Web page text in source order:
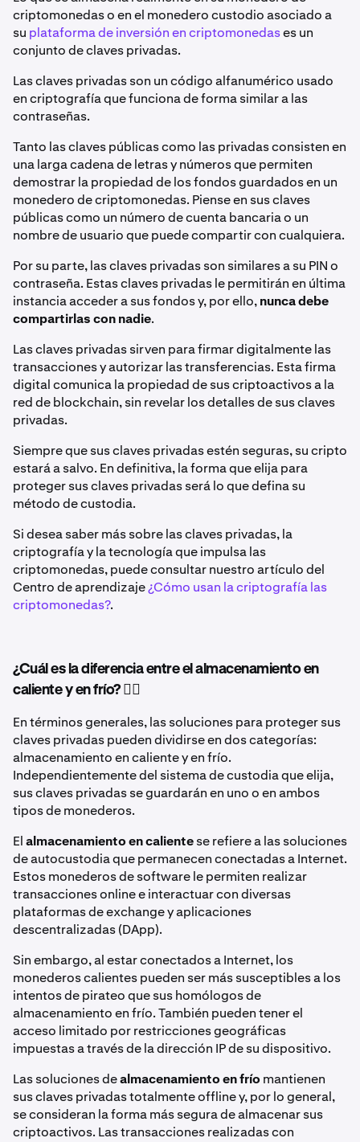
criptomonedas o en el monedero custodio asociado a
su plataforma de inversión en criptomonedases un
conjunto de claves privadas.
Las claves privadas son un código alfanumérico usado
en criptografía que funciona de forma similar a las
contraseñas.
Tanto las claves públicas como las privadas consisten en
una larga cadena de letras y números que permiten
demostrar la propiedad de los fondos guardados en un
monedero de criptomonedas. Piense en sus claves
públicas como un número de cuenta bancaria o un
nombre de usuario que puede compartir con cualquiera.
Por su parte, las claves privadas son similares a su PIN o
contraseña. Estas claves privadas le permitirán en última
instancia acceder a sus fondos y, por ello,nunca debe
compartirlas con nadie.
Las claves privadas sirven para firmar digitalmente las
transacciones y autorizar las transferencias. Esta firma
digital comunica la propiedad de sus criptoactivos a la
red de blockchain, sin revelar los detalles de sus claves
privadas.
Siempre que sus claves privadas estén seguras, su cripto
estará a salvo. En definitiva, la forma que elija para
proteger sus claves privadas será lo que defina su
método de custodia.
Si desea saber más sobre las claves privadas, la
criptografía y la tecnología que impulsa las
criptomonedas, puede consultar nuestro artículo del
Centro de aprendizaje¿Cómo usan la criptografía las
criptomonedas?.
¿Cuál es la diferencia entre el almacenamiento en
caliente y en frío? 🤷‍♂️
En términos generales, las soluciones para proteger sus
claves privadas pueden dividirse en dos categorías:
almacenamiento en caliente y en frío.
Independientemente del sistema de custodia que elija,
sus claves privadas se guardarán en uno o en ambos
tipos de monederos.
Elalmacenamiento en calientese refiere a las soluciones
de autocustodia que permanecen conectadas a Internet.
Estos monederos de software le permiten realizar
transacciones online e interactuar con diversas
plataformas de exchange y aplicaciones
descentralizadas (DApp).
Sin embargo, al estar conectados a Internet, los
monederos calientes pueden ser más susceptibles a los
intentos de pirateo que sus homólogos de
almacenamiento en frío. También pueden tener el
acceso limitado por restricciones geográficas
impuestas a través de la dirección IP de su dispositivo.
Las soluciones dealmacenamiento en frío mantienen
sus claves privadas totalmente offline y, por lo general,
se consideran la forma más segura de almacenar sus
criptoactivos. Las transacciones realizadas con